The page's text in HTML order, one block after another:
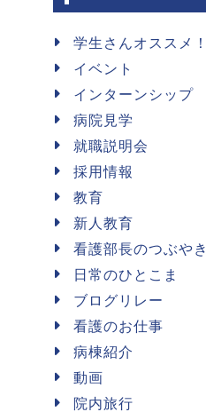
学生さんオススメ！
イベント
インターンシップ
病院見学
就職説明会
採用情報
教育
新人教育
看護部長のつぶやき
日常のひとこま
ブログリレー
看護のお仕事
病棟紹介
動画
院内旅行